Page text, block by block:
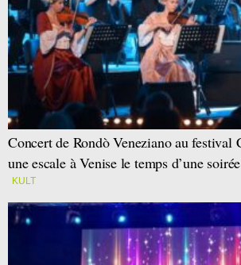
Concert de Rondò Veneziano au festival
une escale à Venise le temps d’une soirée
KULT